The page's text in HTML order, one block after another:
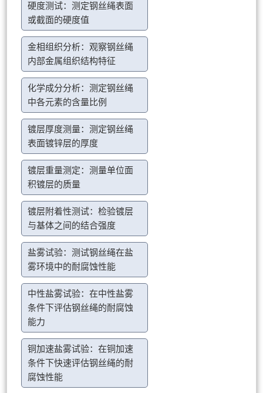
硬度测试：测定钢丝绳表面
或截面的硬度值
金相组织分析：观察钢丝绳
内部金属组织结构特征
化学成分分析：测定钢丝绳
中各元素的含量比例
镀层厚度测量：测定钢丝绳
表面镀锌层的厚度
镀层重量测定：测量单位面
积镀层的质量
镀层附着性测试：检验镀层
与基体之间的结合强度
盐雾试验：测试钢丝绳在盐
雾环境中的耐腐蚀性能
中性盐雾试验：在中性盐雾
条件下评估钢丝绳的耐腐蚀
能力
铜加速盐雾试验：在铜加速
条件下快速评估钢丝绳的耐
腐蚀性能